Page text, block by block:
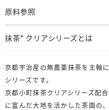
原料参照
抹茶* クリアシリーズとは
京都宇治産の無農薬抹茶を主軸
シリーズです。
京都小町抹茶クリアシリーズ配
に富んだ大地を活かした茶園の